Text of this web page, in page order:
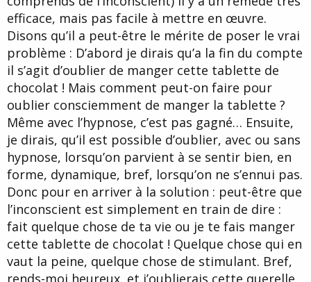
efficace, mais pas facile à mettre en œuvre.
Disons qu’il a peut-être le mérite de poser le vrai
problème : D’abord je dirais qu’a la fin du compte
il s’agit d’oublier de manger cette tablette de
chocolat ! Mais comment peut-on faire pour
oublier consciemment de manger la tablette ?
Même avec l’hypnose, c’est pas gagné… Ensuite,
je dirais, qu’il est possible d’oublier, avec ou sans
hypnose, lorsqu’on parvient à se sentir bien, en
forme, dynamique, bref, lorsqu’on ne s’ennui pas.
Donc pour en arriver à la solution : peut-être que
l’inconscient est simplement en train de dire :
fait quelque chose de ta vie ou je te fais manger
cette tablette de chocolat ! Quelque chose qui en
vaut la peine, quelque chose de stimulant. Bref,